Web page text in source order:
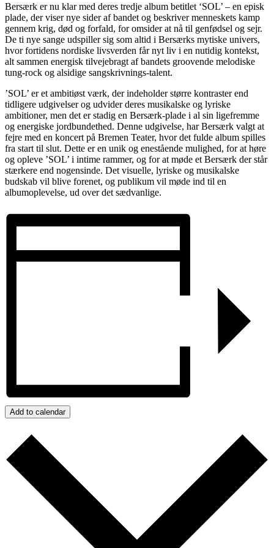
Bersærk er nu klar med deres tredje album betitlet ‘SOL’ – en episk
plade, der viser nye sider af bandet og beskriver menneskets kamp
gennem krig, død og forfald, for omsider at nå til genfødsel og sejr.
De ti nye sange udspiller sig som altid i Bersærks mytiske univers,
hvor fortidens nordiske livsverden får nyt liv i en nutidig kontekst,
alt sammen energisk tilvejebragt af bandets groovende melodiske
tung-rock og alsidige sangskrivnings-talent.
’SOL’ er et ambitiøst værk, der indeholder større kontraster end
tidligere udgivelser og udvider deres musikalske og lyriske
ambitioner, men det er stadig en Bersærk-plade i al sin ligefremme
og energiske jordbundethed. Denne udgivelse, har Bersærk valgt at
fejre med en koncert på Bremen Teater, hvor det fulde album spilles
fra start til slut. Dette er en unik og enestående mulighed, for at høre
og opleve ’SOL’ i intime rammer, og for at møde et Bersærk der står
stærkere end nogensinde. Det visuelle, lyriske og musikalske
budskab vil blive forenet, og publikum vil møde ind til en
albumoplevelse, ud over det sædvanlige.
Add to calendar